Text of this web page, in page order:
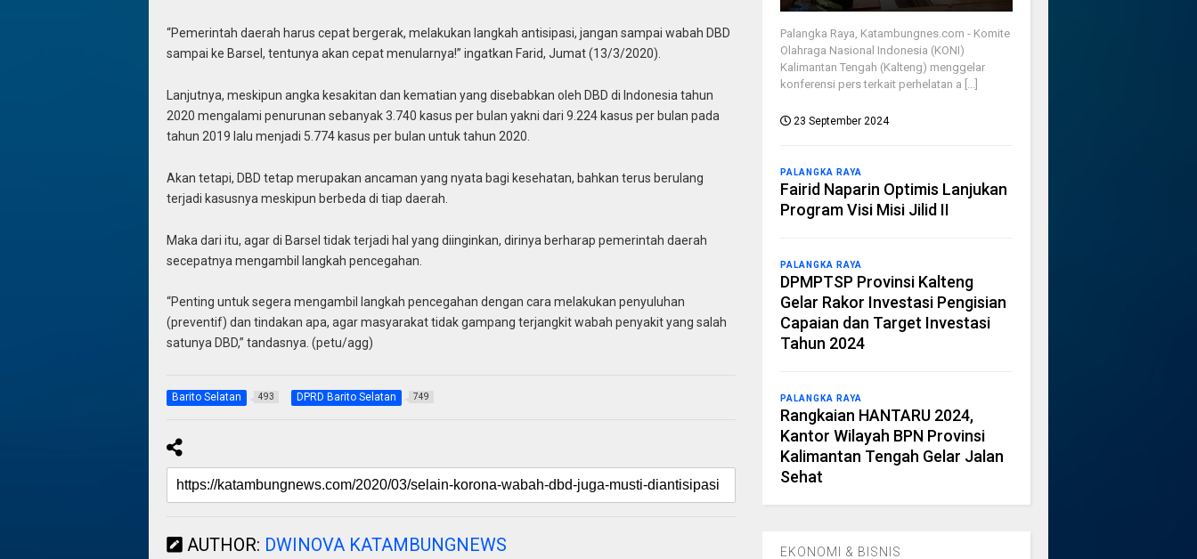
“Pemerintah daerah harus cepat bergerak, melakukan langkah antisipasi, jangan sampai wabah DBD
sampai ke Barsel, tentunya akan cepat menularnya!” ingatkan Farid, Jumat (13/3/2020).
Lanjutnya, meskipun angka kesakitan dan kematian yang disebabkan oleh DBD di Indonesia tahun
2020 mengalami penurunan sebanyak 3.740 kasus per bulan yakni dari 9.224 kasus per bulan pada
tahun 2019 lalu menjadi 5.774 kasus per bulan untuk tahun 2020.
Akan tetapi, DBD tetap merupakan ancaman yang nyata bagi kesehatan, bahkan terus berulang
terjadi kasusnya meskipun berbeda di tiap daerah.
Maka dari itu, agar di Barsel tidak terjadi hal yang diinginkan, dirinya berharap pemerintah daerah
secepatnya mengambil langkah pencegahan.
“Penting untuk segera mengambil langkah pencegahan dengan cara melakukan penyuluhan
(preventif) dan tindakan apa, agar masyarakat tidak gampang terjangkit wabah penyakit yang salah
satunya DBD,” tandasnya. (petu/agg)
Barito Selatan 493 DPRD Barito Selatan 749
AUTHOR: DWINOVA KATAMBUNGNEWS
Palangka Raya, Katambungnes.com - Komite
Olahraga Nasional Indonesia (KONI)
Kalimantan Tengah (Kalteng) menggelar
konferensi pers terkait perhelatan a [...]
23 September 2024
PALANGKA RAYA
Fairid Naparin Optimis Lanjukan
Program Visi Misi Jilid II
PALANGKA RAYA
DPMPTSP Provinsi Kalteng
Gelar Rakor Investasi Pengisian
Capaian dan Target Investasi
Tahun 2024
PALANGKA RAYA
Rangkaian HANTARU 2024,
Kantor Wilayah BPN Provinsi
Kalimantan Tengah Gelar Jalan
Sehat
EKONOMI & BISNIS